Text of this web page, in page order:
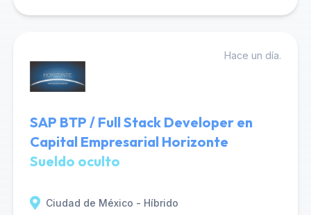
Hace un día.
SAP BTP / Full Stack Developer en
Capital Empresarial Horizonte
Sueldo oculto
Ciudad de México - Híbrido